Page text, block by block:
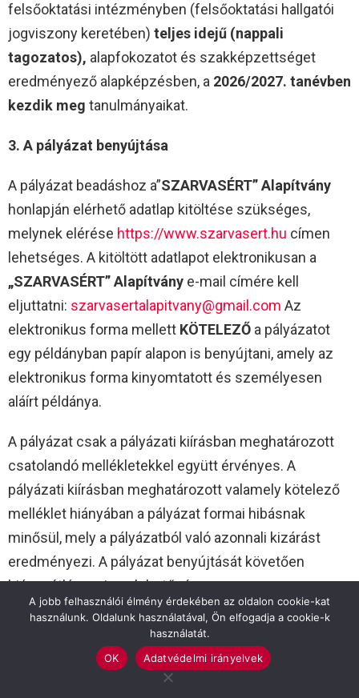
felsőoktatási intézményben (felsőoktatási hallgatói
jogviszony keretében) teljes idejű (nappali
tagozatos), alapfokozatot és szakképzettséget
eredményező alapképzésben, a 2026/2027. tanévben
kezdik meg tanulmányaikat.
3. A pályázat benyújtása
A pályázat beadáshoz a”SZARVASÉRT” Alapítvány
honlapján elérhető adatlap kitöltése szükséges,
melynek elérése https://www.szarvasert.hu címen
lehetséges. A kitöltött adatlapot elektronikusan a
„SZARVASÉRT” Alapítvány e-mail címére kell
eljuttatni: szarvasertalapitvany@gmail.com Az
elektronikus forma mellett KÖTELEZŐ a pályázatot
egy példányban papír alapon is benyújtani, amely az
elektronikus forma kinyomtatott és személyesen
aláírt példánya.
A pályázat csak a pályázati kiírásban meghatározott
csatolandó mellékletekkel együtt érvényes. A
pályázati kiírásban meghatározott valamely kötelező
melléklet hiányában a pályázat formai hibásnak
minősül, mely a pályázatból való azonnali kizárást
eredményezi. A pályázat benyújtását követően
hiánypótlásra nincs lehetőség.
A pályázat benyújtásának határideje:
2026. augusztus 14.
A jobb felhasználói élmény érdekében az oldalon cookie-kat
használunk. Oldalunk használatával, Ön elfogadja a cookie-k
használatát.
OK
Adatvédelmi irányelvek